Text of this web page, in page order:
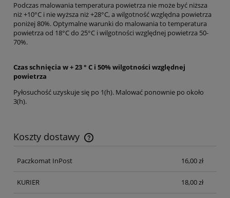
Podczas malowania temperatura powietrza nie może być niższa
niż +10°C i nie wyższa niż +28°C, a wilgotność względna powietrza
poniżej 80%. Optymalne warunki do malowania to temperatura
powietrza od 18°C do 25°C i wilgotności względnej powietrza 50-
70%.
Czas schnięcia w + 23 ° C i 50% wilgotności względnej
powietrza
Pyłosuchość uzyskuje się po 1(h). Malować ponownie po około
3(h).
Koszty dostawy
Cena nie zawiera ewentualnych kosztów płatności
Paczkomat InPost
16,00 zł
KURIER 18,00 zł